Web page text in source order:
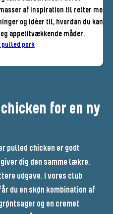
af inspiration til retter med
og idéer til, hvordan du kan
appetitvækkende måder.
pulled pork
for en ny
pulled chicken er godt
dig den samme lækre,
udgave. I vores club
du en skøn kombination af
og en cremet